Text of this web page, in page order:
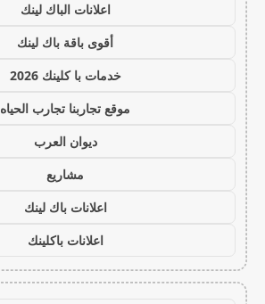
اعلانات الباك لينك
أقوى باقة باك لينك
خدمات با كلينك 2026
موقع تجاربنا تجارب الحياه
ديوان العرب
مشاريع
اعلانات باك لينك
اعلانات باكلينك